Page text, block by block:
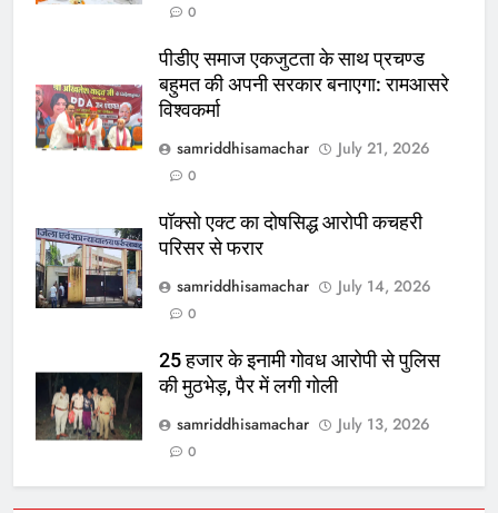
0
पीडीए समाज एकजुटता के साथ प्रचण्ड
बहुमत की अपनी सरकार बनाएगा: रामआसरे
विश्वकर्मा
samriddhisamachar
July 21, 2026
0
पॉक्सो एक्ट का दोषसिद्ध आरोपी कचहरी
परिसर से फरार
samriddhisamachar
July 14, 2026
0
25 हजार के इनामी गोवध आरोपी से पुलिस
की मुठभेड़, पैर में लगी गोली
samriddhisamachar
July 13, 2026
0